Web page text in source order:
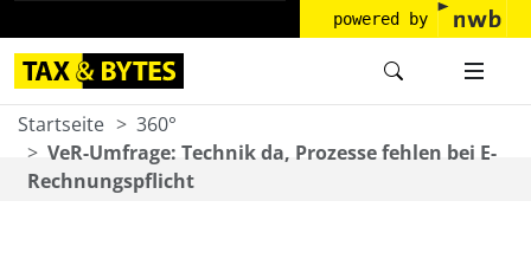
powered by
Startseite
360°
VeR-Umfrage: Technik da, Prozesse fehlen bei E-
Rechnungspflicht